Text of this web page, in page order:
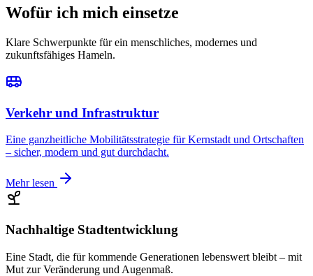
Wofür ich mich einsetze
Klare Schwerpunkte für ein menschliches, modernes und
zukunftsfähiges Hameln.
Verkehr und Infrastruktur
Eine ganzheitliche Mobilitätsstrategie für Kernstadt und Ortschaften
– sicher, modern und gut durchdacht.
Mehr lesen
Nachhaltige Stadtentwicklung
Eine Stadt, die für kommende Generationen lebenswert bleibt – mit
Mut zur Veränderung und Augenmaß.